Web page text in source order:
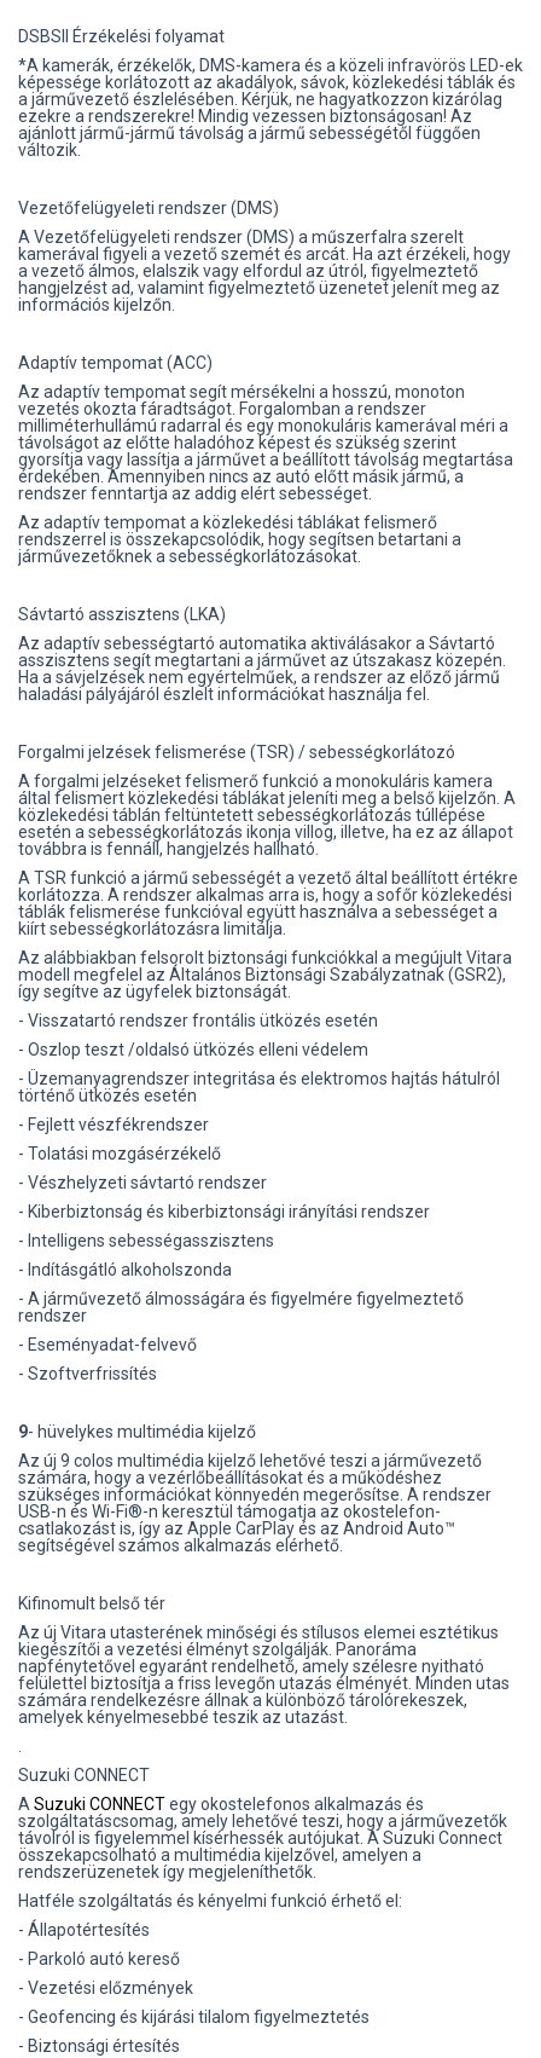
DSBSII Érzékelési folyamat
*A kamerák, érzékelők, DMS-kamera és a közeli infravörös LED-ek
képessége korlátozott az akadályok, sávok, közlekedési táblák és
a járművezető észlelésében. Kérjük, ne hagyatkozzon kizárólag
ezekre a rendszerekre! Mindig vezessen biztonságosan! Az
ajánlott jármű-jármű távolság a jármű sebességétől függően
változik.
Vezetőfelügyeleti rendszer (DMS)
A Vezetőfelügyeleti rendszer (DMS) a műszerfalra szerelt
kamerával figyeli a vezető szemét és arcát. Ha azt érzékeli, hogy
a vezető álmos, elalszik vagy elfordul az útról, figyelmeztető
hangjelzést ad, valamint figyelmeztető üzenetet jelenít meg az
információs kijelzőn.
Adaptív tempomat (ACC)
Az adaptív tempomat segít mérsékelni a hosszú, monoton
vezetés okozta fáradtságot. Forgalomban a rendszer
milliméterhullámú radarral és egy monokuláris kamerával méri a
távolságot az előtte haladóhoz képest és szükség szerint
gyorsítja vagy lassítja a járművet a beállított távolság megtartása
érdekében. Amennyiben nincs az autó előtt másik jármű, a
rendszer fenntartja az addig elért sebességet.
Az adaptív tempomat a közlekedési táblákat felismerő
rendszerrel is összekapcsolódik, hogy segítsen betartani a
járművezetőknek a sebességkorlátozásokat.
Sávtartó asszisztens (LKA)
Az adaptív sebességtartó automatika aktiválásakor a Sávtartó
asszisztens segít megtartani a járművet az útszakasz közepén.
Ha a sávjelzések nem egyértelműek, a rendszer az előző jármű
haladási pályájáról észlelt információkat használja fel.
Forgalmi jelzések felismerése (TSR) / sebességkorlátozó
A forgalmi jelzéseket felismerő funkció a monokuláris kamera
által felismert közlekedési táblákat jeleníti meg a belső kijelzőn. A
közlekedési táblán feltüntetett sebességkorlátozás túllépése
esetén a sebességkorlátozás ikonja villog, illetve, ha ez az állapot
továbbra is fennáll, hangjelzés hallható.
A TSR funkció a jármű sebességét a vezető által beállított értékre
korlátozza. A rendszer alkalmas arra is, hogy a sofőr közlekedési
táblák felismerése funkcióval együtt használva a sebességet a
kiírt sebességkorlátozásra limitálja.
Az alábbiakban felsorolt biztonsági funkciókkal a megújult Vitara
modell megfelel az Általános Biztonsági Szabályzatnak (GSR2),
így segítve az ügyfelek biztonságát.
- Visszatartó rendszer frontális ütközés esetén
- Oszlop teszt /oldalsó ütközés elleni védelem
- Üzemanyagrendszer integritása és elektromos hajtás hátulról
történő ütközés esetén
- Fejlett vészfékrendszer
- Tolatási mozgásérzékelő
- Vészhelyzeti sávtartó rendszer
- Kiberbiztonság és kiberbiztonsági irányítási rendszer
- Intelligens sebességasszisztens
- Indításgátló alkoholszonda
- A járművezető álmosságára és figyelmére figyelmeztető
rendszer
- Eseményadat-felvevő
- Szoftverfrissítés
9- hüvelykes multimédia kijelző
Az új 9 colos multimédia kijelző lehetővé teszi a járművezető
számára, hogy a vezérlőbeállításokat és a működéshez
szükséges információkat könnyedén megerősítse. A rendszer
USB-n és Wi-Fi®-n keresztül támogatja az okostelefon-
csatlakozást is, így az Apple CarPlay és az Android Auto™
segítségével számos alkalmazás elérhető.
Kifinomult belső tér
Az új Vitara utasterének minőségi és stílusos elemei esztétikus
kiegészítői a vezetési élményt szolgálják. Panoráma
napfénytetővel egyaránt rendelhető, amely szélesre nyitható
felülettel biztosítja a friss levegőn utazás élményét. Minden utas
számára rendelkezésre állnak a különböző tárolórekeszek,
amelyek kényelmesebbé teszik az utazást.
Suzuki CONNECT
A Suzuki CONNECTegy okostelefonos alkalmazás és
szolgáltatáscsomag, amely lehetővé teszi, hogy a járművezetők
távolról is figyelemmel kísérhessék autójukat. A Suzuki Connect
összekapcsolható a multimédia kijelzővel, amelyen a
rendszerüzenetek így megjeleníthetők.
Hatféle szolgáltatás és kényelmi funkció érhető el:
- Állapotértesítés
- Parkoló autó kereső
- Vezetési előzmények
- Geofencing és kijárási tilalom figyelmeztetés
- Biztonsági értesítés